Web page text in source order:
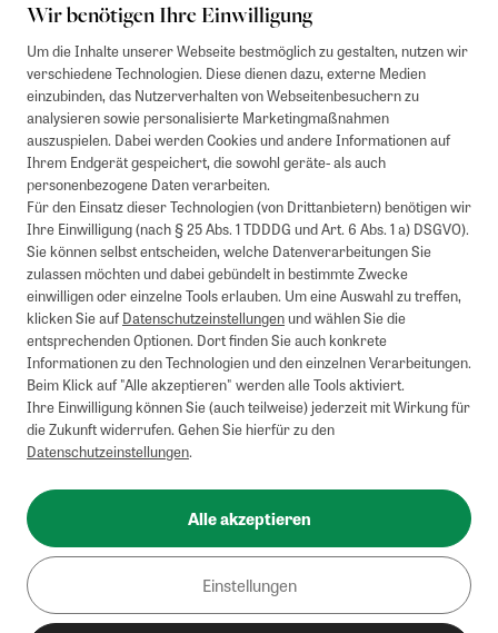
Wir benötigen Ihre Einwilligung
Um die Inhalte unserer Webseite bestmöglich zu gestalten, nutzen wir
verschiedene Technologien. Diese dienen dazu, externe Medien
einzubinden, das Nutzerverhalten von Webseitenbesuchern zu
analysieren sowie personalisierte Marketingmaßnahmen
auszuspielen. Dabei werden Cookies und andere Informationen auf
Ihrem Endgerät gespeichert, die sowohl geräte- als auch
personenbezogene Daten verarbeiten.
Für den Einsatz dieser Technologien (von Drittanbietern) benötigen wir
Ihre Einwilligung (nach § 25 Abs. 1 TDDDG und Art. 6 Abs. 1 a) DSGVO).
Sie können selbst entscheiden, welche Datenverarbeitungen Sie
zulassen möchten und dabei gebündelt in bestimmte Zwecke
einwilligen oder einzelne Tools erlauben. Um eine Auswahl zu treffen,
klicken Sie aufDatenschutzeinstellungenund wählen Sie die
entsprechenden Optionen. Dort finden Sie auch konkrete
Informationen zu den Technologien und den einzelnen Verarbeitungen.
Beim Klick auf "Alle akzeptieren" werden alle Tools aktiviert.
Ihre Einwilligung können Sie (auch teilweise) jederzeit mit Wirkung für
die Zukunft widerrufen. Gehen Sie hierfür zu den
Datenschutzeinstellungen.
Alle akzeptieren
Einstellungen